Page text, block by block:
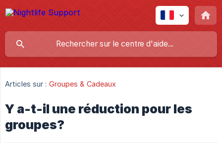
Articles sur : Groupes & Cadeaux
Y a-t-il une réduction pour les
groupes?